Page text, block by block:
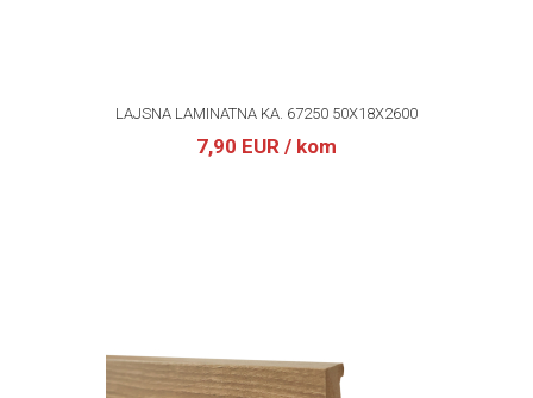
LAJSNA LAMINATNA KA. 67250 50X18X2600
7,90 EUR / kom